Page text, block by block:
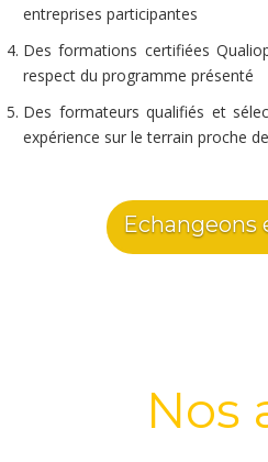
entreprises participantes
Des formations certifiées
respect du programme présenté
Des formateurs qualifiés et
expérience sur le terrain proche
Echangeons
Nos